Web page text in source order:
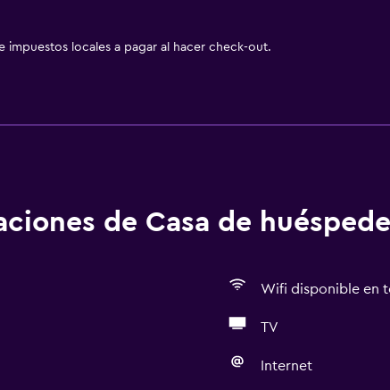
impuestos locales a pagar al hacer check-out.
de Casa de
Wifi disponible en
TV
Internet